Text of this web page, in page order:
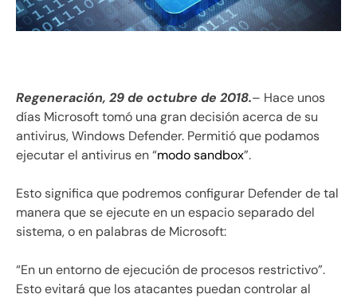
Regeneración, 29 de octubre de 2018.– Hace unos
días Microsoft tomó una gran decisión acerca de su
antivirus, Windows Defender. Permitió que podamos
ejecutar el antivirus en “modo sandbox”.
Esto significa que podremos configurar Defender de tal
manera que se ejecute en un espacio separado del
sistema, o en palabras de Microsoft:
“En un entorno de ejecución de procesos restrictivo”.
Esto evitará que los atacantes puedan controlar al